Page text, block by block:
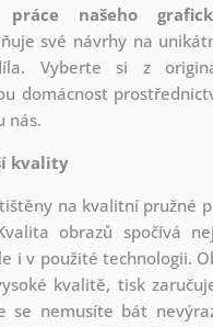
práce našeho
své návrhy na
Vyberte si z
domácnost
nás.
kvality
na kvalitní pružné
obrazů spočívá
i v použité technologii.
kvalitě, tisk
se nemusíte bát